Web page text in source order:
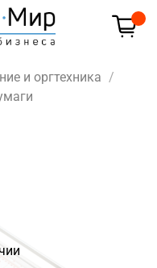
и оргтехника